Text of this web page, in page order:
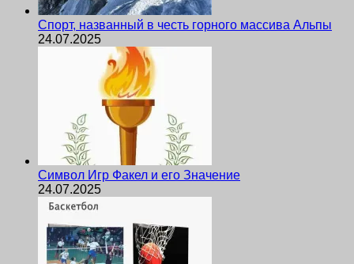
Спорт, названный в честь горного массива Альпы
24.07.2025
Символ Игр Факел и его Значение
24.07.2025